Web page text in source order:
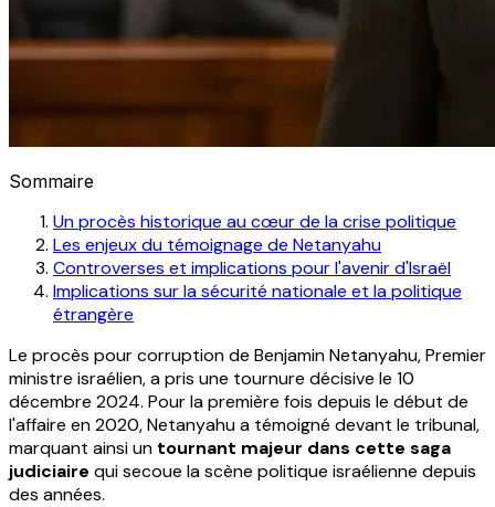
Sommaire
Un procès historique au cœur de la crise politique
Les enjeux du témoignage de Netanyahu
Controverses et implications pour l'avenir d'Israël
Implications sur la sécurité nationale et la politique
étrangère
Le procès pour corruption de Benjamin Netanyahu, Premier
ministre israélien, a pris une tournure décisive le 10
décembre 2024. Pour la première fois depuis le début de
l'affaire en 2020, Netanyahu a témoigné devant le tribunal,
marquant ainsi un tournant majeur dans cette saga
judiciaire qui secoue la scène politique israélienne depuis
des années.